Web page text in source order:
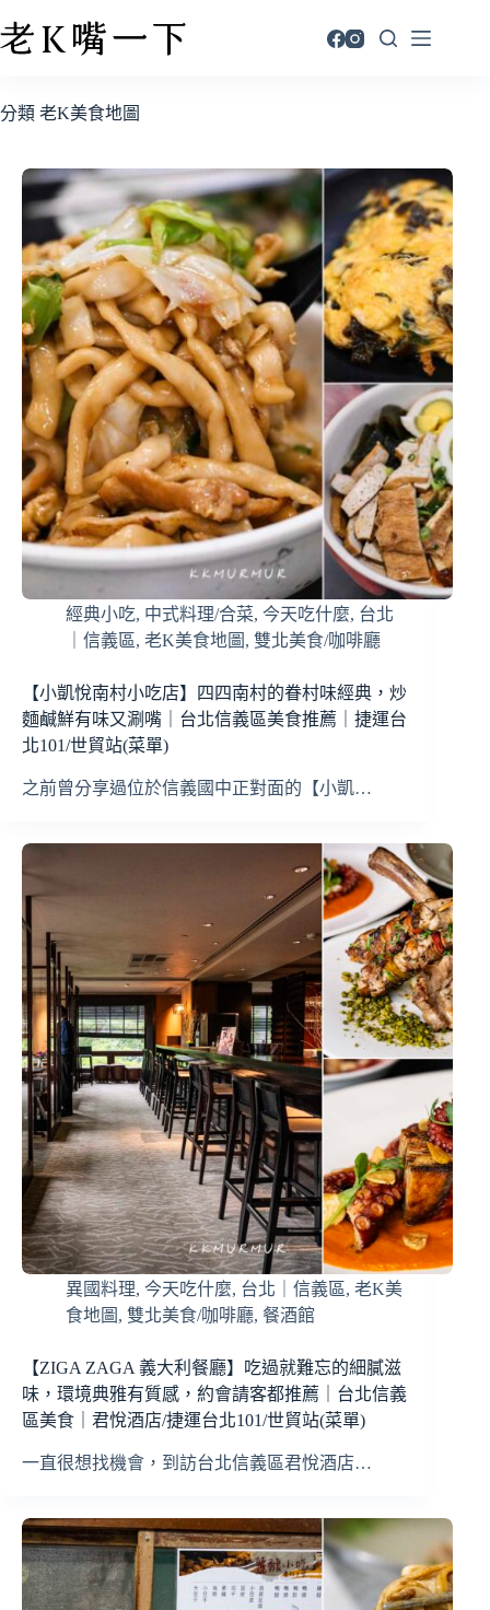
分類 老K美食地圖
經典小吃, 中式料理/合菜, 今天吃什麼, 台北
｜信義區, 老K美食地圖 , 雙北美食/咖啡廳
【小凱悅南村小吃店】四四南村的眷村味經典，炒
麵鹹鮮有味又涮嘴｜台北信義區美食推薦｜捷運台
北101/世貿站(菜單)
之前曾分享過位於信義國中正對面的【小凱…
異國料理, 今天吃什麼, 台北｜信義區, 老K美
食地圖 , 雙北美食/咖啡廳, 餐酒館
【ZIGA ZAGA 義大利餐廳】吃過就難忘的細膩滋
味，環境典雅有質感，約會請客都推薦｜台北信義
區美食｜君悅酒店/捷運台北101/世貿站(菜單)
一直很想找機會，到訪台北信義區君悅酒店…